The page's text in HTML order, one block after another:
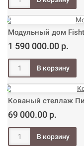
Модульный дом
1 590 000.00 р.
Кованый стеллаж
69 000.00 р.